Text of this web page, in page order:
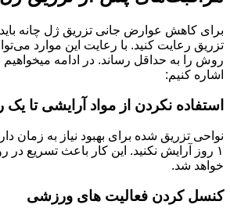
برای کاهش عوارض جانی تزریق ژل چانه
تزریق رعایت کنید. با رعایت این موارد
روش را به حداقل رساند. در ادامه میخواهیم
اشاره کنیم:
استفاده نکردن از مواد آرایشی تا یک
نواحی تزریق شده برای بهبود نیاز به زمان
۱ روز آرایش نکنید. این کار باعث تسریع در
خواهد شد.
کنسل کردن فعالیت های ورزشی